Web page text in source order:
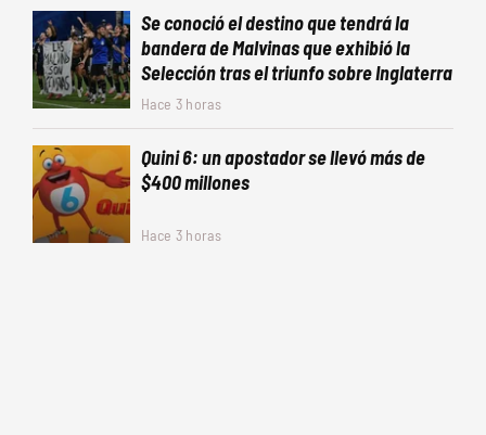
Se conoció el destino que tendrá la
bandera de Malvinas que exhibió la
Selección tras el triunfo sobre Inglaterra
Hace 3 horas
Quini 6: un apostador se llevó más de
$400 millones
Hace 3 horas